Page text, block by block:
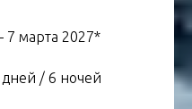
7 марта 2027*
дней / 6 ночей